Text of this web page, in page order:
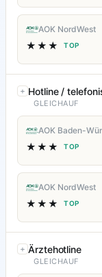
AOK NordWest
★★★ TOP
Hotline /
GLEICHAUF
AOK Baden-
★★★ TOP
AOK NordWest
★★★ TOP
Ärztehotline
GLEICHAUF